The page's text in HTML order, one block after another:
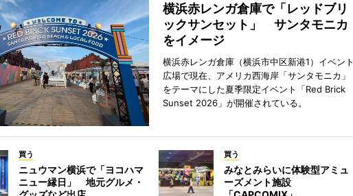
横浜赤レンガ倉庫で「レッドブリ
ックサンセット」 サンタモニカ
をイメージ
横浜赤レンガ倉庫（横浜市中区新港1）イベント
広場で現在、アメリカ西海岸「サンタモニカ」
をテーマにした夏季限定イベント「Red Brick
Sunset 2026」が開催されている。
買う
ニュウマン横浜で「ヨコハマ
ニュー縁日」 地元グルメ・
買う
みなとみらいに体験型アミュ
ーズメント施設